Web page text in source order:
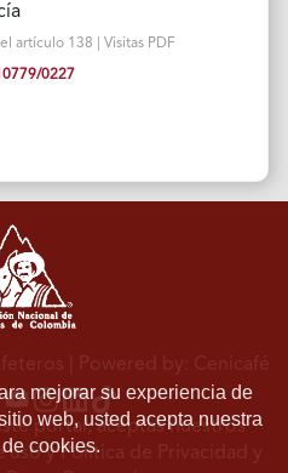
artículo 138 | Visitas PDF
0227
mejorar su experiencia de
web, usted acepta nuestra
cookies.
| Powered by: Cenicafé
portal, aceptas nuestros
usoyPolítica de Privacidad y